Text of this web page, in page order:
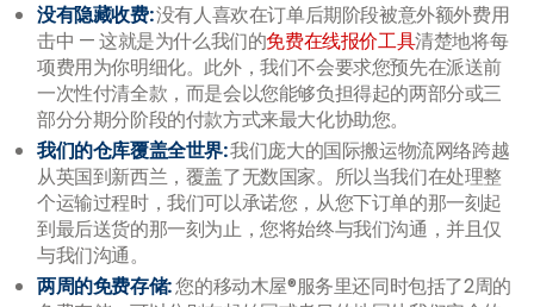
没有隐藏收费:没有人喜欢在订单后期阶段被意外额外费用
击中 — 这就是为什么我们的免费在线报价工具清楚地将每
项费用为你明细化。此外，我们不会要求您预先在派送前
一次性付清全款，而是会以您能够负担得起的两部分或三
部分分期分阶段的付款方式来最大化协助您。
我们的仓库覆盖全世界:我们庞大的国际搬运物流网络跨越
从英国到新西兰，覆盖了无数国家。所以当我们在处理整
个运输过程时，我们可以承诺您，从您下订单的那一刻起
到最后送货的那一刻为止，您将始终与我们沟通，并且仅
与我们沟通。
两周的免费存储:您的移动木屋®服务里还同时包括了2周的